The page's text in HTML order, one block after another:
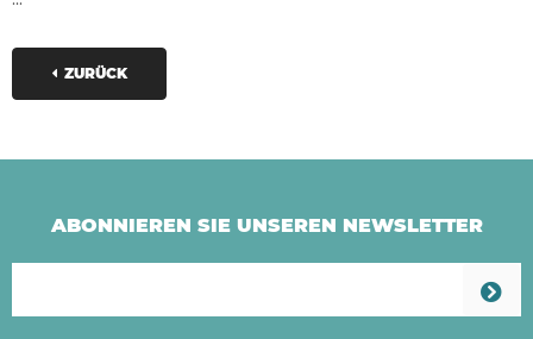
ZURÜCK
ABONNIEREN SIE UNSEREN NEWSLETTER